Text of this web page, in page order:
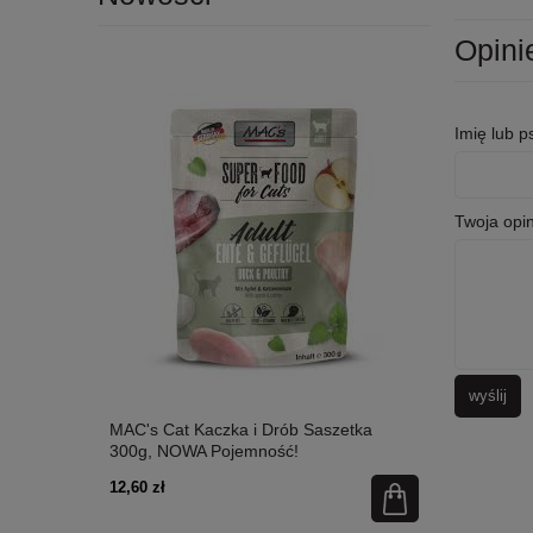
MAC's Cat Kaczka i Drób Saszetka
300g, NOWA Pojemność!
12,60 zł
Imię lub
Twoja
wyślij